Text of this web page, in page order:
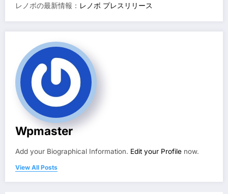
レノボの最新情報： レノボ プレスリリース
Wpmaster
Add your Biographical Information. Edit your Profile now.
View All Posts